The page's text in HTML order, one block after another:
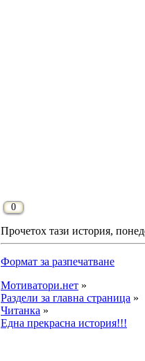
0
Прочетох тази история,
Формат за разпечатване
Мотиватори.нет »
Раздели за главна страница »
Читанка »
Една прекрасна история!!!